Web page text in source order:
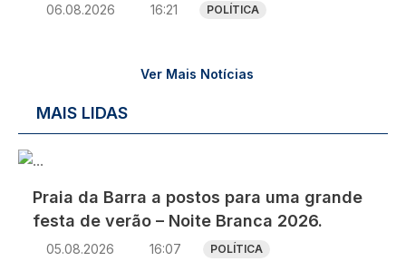
06.08.2026 16:21 POLÍTICA
Ver Mais Notícias
MAIS LIDAS
Imagem
Praia da Barra a postos para uma grande
festa de verão – Noite Branca 2026.
05.08.2026 16:07 POLÍTICA